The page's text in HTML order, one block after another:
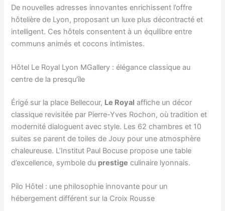
De nouvelles adresses innovantes enrichissent l’offre
hôtelière de Lyon, proposant un luxe plus décontracté et
intelligent. Ces hôtels consentent à un équilibre entre
communs animés et cocons intimistes.
Hôtel Le Royal Lyon MGallery : élégance classique au
centre de la presqu’île
Érigé sur la place Bellecour, Le Royal affiche un décor
classique revisitée par Pierre-Yves Rochon, où tradition et
modernité dialoguent avec style. Les 62 chambres et 10
suites se parent de toiles de Jouy pour une atmosphère
chaleureuse. L’Institut Paul Bocuse propose une table
d’excellence, symbole du prestige culinaire lyonnais.
Pilo Hôtel : une philosophie innovante pour un
hébergement différent sur la Croix Rousse